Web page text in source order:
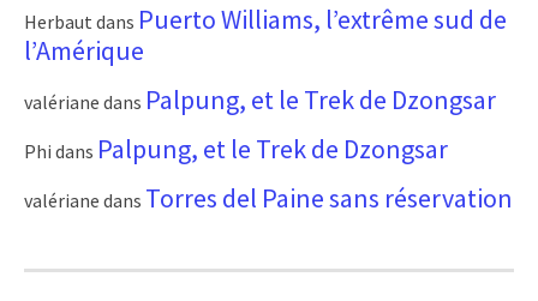
Herbaut dans Puerto Williams, l’extrême sud de
l’Amérique
valériane dans Palpung, et le Trek de Dzongsar
Phi dans Palpung, et le Trek de Dzongsar
valériane dans Torres del Paine sans réservation